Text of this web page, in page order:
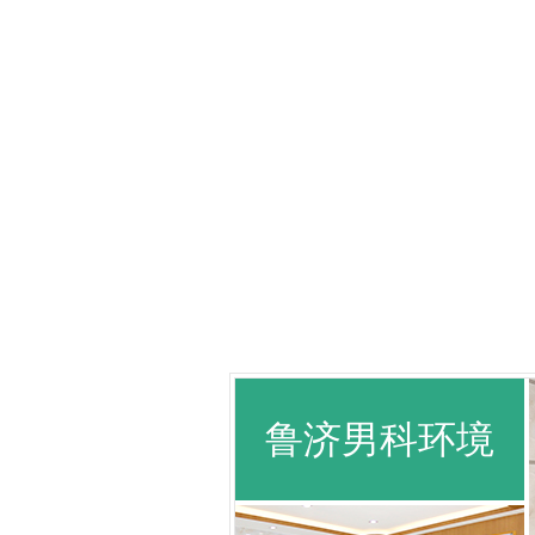
鲁济男科环境